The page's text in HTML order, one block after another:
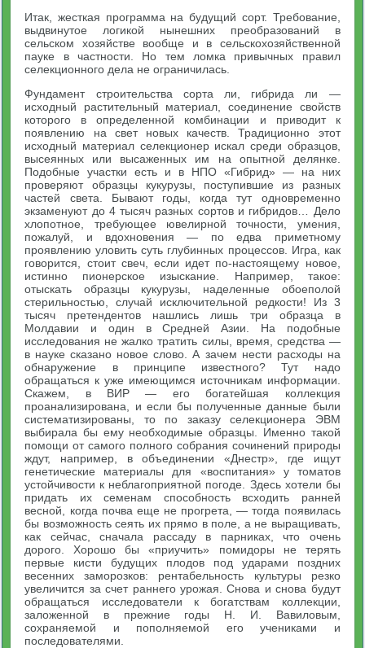
Итак, жесткая программа на будущий сорт. Требование,
выдвинутое логикой нынешних преобразований в
сельском хозяйстве вообще и в сельскохозяйственной
пауке в частности. Но тем ломка привычных правил
селекционного дела не ограничилась.
Фундамент строительства сорта ли, гибрида ли —
исходный растительный материал, соединение свойств
которого в определенной комбинации и приводит к
появлению на свет новых качеств. Традиционно этот
исходный материал селекционер искал среди образцов,
высеянных или высаженных им на опытной делянке.
Подобные участки есть и в НПО «Гибрид» — на них
проверяют образцы кукурузы, поступившие из разных
частей света. Бывают годы, когда тут одновременно
экзаменуют до 4 тысяч разных сортов и гибридов… Дело
хлопотное, требующее ювелирной точности, умения,
пожалуй, и вдохновения — по едва приметному
проявлению уловить суть глубинных процессов. Игра, как
говорится, стоит свеч, если идет по-настоящему новое,
истинно пионерское изыскание. Например, такое:
отыскать образцы кукурузы, наделенные обоеполой
стерильностью, случай исключительной редкости! Из 3
тысяч претендентов нашлись лишь три образца в
Молдавии и один в Средней Азии. На подобные
исследования не жалко тратить силы, время, средства —
в науке сказано новое слово. А зачем нести расходы на
обнаружение в принципе известного? Тут надо
обращаться к уже имеющимся источникам информации.
Скажем, в ВИР — его богатейшая коллекция
проанализирована, и если бы полученные данные были
систематизированы, то по заказу селекционера ЭВМ
выбирала бы ему необходимые образцы. Именно такой
помощи от самого полного собрания сочинений природы
ждут, например, в объединении «Днестр», где ищут
генетические материалы для «воспитания» у томатов
устойчивости к неблагоприятной погоде. Здесь хотели бы
придать их семенам способность всходить ранней
весной, когда почва еще не прогрета, — тогда появилась
бы возможность сеять их прямо в поле, а не выращивать,
как сейчас, сначала рассаду в парниках, что очень
дорого. Хорошо бы «приучить» помидоры не терять
первые кисти будущих плодов под ударами поздних
весенних заморозков: рентабельность культуры резко
увеличится за счет раннего урожая. Снова и снова будут
обращаться исследователи к богатствам коллекции,
заложенной в прежние годы Н. И. Вавиловым,
сохраняемой и пополняемой его учениками и
последователями.